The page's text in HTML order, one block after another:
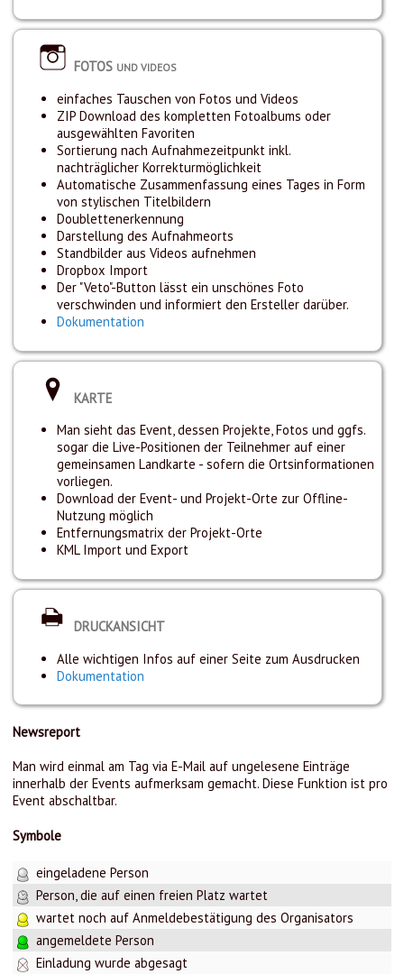
FOTOS UND VIDEOS
einfaches Tauschen von Fotos und Videos
ZIP Download des kompletten Fotoalbums oder
ausgewählten Favoriten
Sortierung nach Aufnahmezeitpunkt inkl.
nachträglicher Korrekturmöglichkeit
Automatische Zusammenfassung eines Tages in Form
von stylischen Titelbildern
Doublettenerkennung
Darstellung des Aufnahmeorts
Standbilder aus Videos aufnehmen
Dropbox Import
Der "Veto"-Button lässt ein unschönes Foto
verschwinden und informiert den Ersteller darüber.
Dokumentation
KARTE
Man sieht das Event, dessen Projekte, Fotos und ggfs.
sogar die Live-Positionen der Teilnehmer auf einer
gemeinsamen Landkarte - sofern die Ortsinformationen
vorliegen.
Download der Event- und Projekt-Orte zur Offline-
Nutzung möglich
Entfernungsmatrix der Projekt-Orte
KML Import und Export
DRUCKANSICHT
Alle wichtigen Infos auf einer Seite zum Ausdrucken
Dokumentation
Newsreport
Man wird einmal am Tag via E-Mail auf ungelesene Einträge
innerhalb der Events aufmerksam gemacht. Diese Funktion ist pro
Event abschaltbar.
Symbole
eingeladene Person
Person, die auf einen freien Platz wartet
wartet noch auf Anmeldebestätigung des Organisators
angemeldete Person
Einladung wurde abgesagt